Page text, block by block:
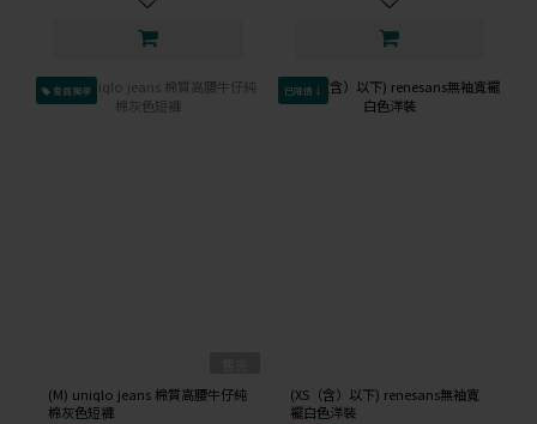
會員獨享
(M) uniqlo jeans 棉質高腰牛仔純
棉灰色短褲
已降價↓
(XS（含）以下) renesans無袖寬
襬白色洋裝